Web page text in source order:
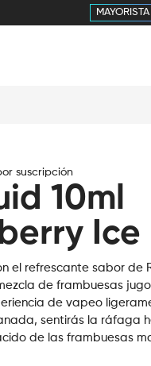
suscripción
10ml
Ice
el refrescante sabor de
de frambuesas
de vapeo
sentirás la ráfaga
de las frambuesas